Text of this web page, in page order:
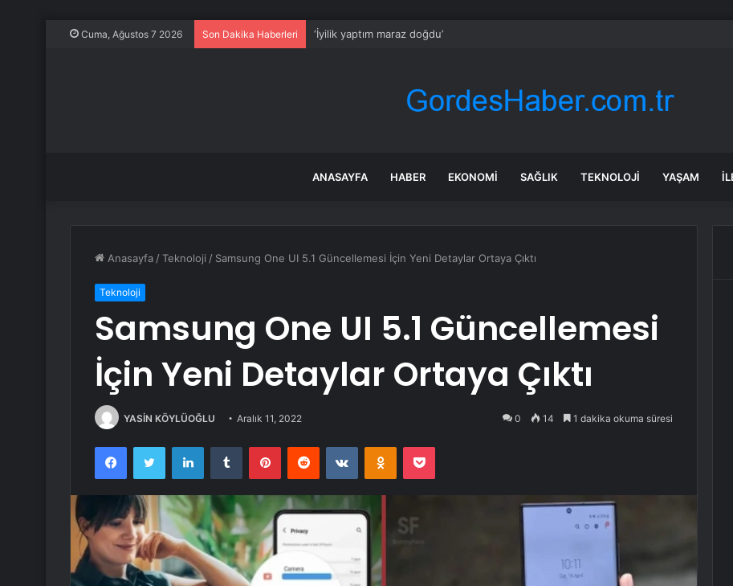
Cuma, Ağustos 7 2026 Son Dakika Haberleri ‘İyilik yaptım maraz doğdu’
ANASAYFA HABER EKONOMI SAĞLIK TEKNOLOJI YAŞAM
Anasayfa /Teknoloji / Samsung One UI 5.1 Güncellemesi İçin Yeni Detaylar Ortaya Çıktı
Teknoloji
Samsung One UI 5.1 Güncellemesi
İçin Yeni Detaylar Ortaya Çıktı
YASİN KÖYLÜOĞLU Aralık 11, 2022 0 14 1 dakika okuma süresi
FacebookTwitter LinkedInTumblr PinterestReddit VKontakteOdnoklassniki
Pocket